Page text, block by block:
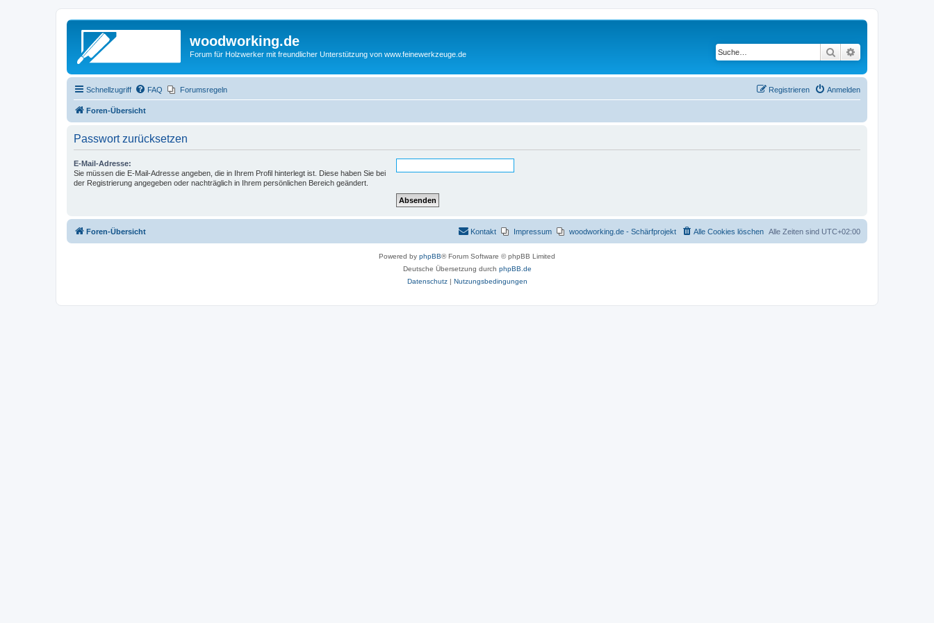
woodworking.de
Forum für Holzwerker mit freundlicher Unterstützung von www.feinewerkzeuge.de Suche
Schnellzugriff FAQ Forumsregeln Anmelden
Registrieren
Foren-Übersicht
Passwort zurücksetzen
E-Mail-Adresse:
Sie müssen die E-Mail-Adresse angeben, die in Ihrem Profil hinterlegt ist. Diese haben Sie bei
der Registrierung angegeben oder nachträglich in Ihrem persönlichen Bereich geändert.
Foren-Übersicht Alle Zeiten sind UTC+02:00
Alle Cookies löschen
woodworking.de - Schärfprojekt
Impressum
Kontakt
Powered by phpBB® Forum Software © phpBB Limited
Deutsche Übersetzung durch phpBB.de
Datenschutz| Nutzungsbedingungen